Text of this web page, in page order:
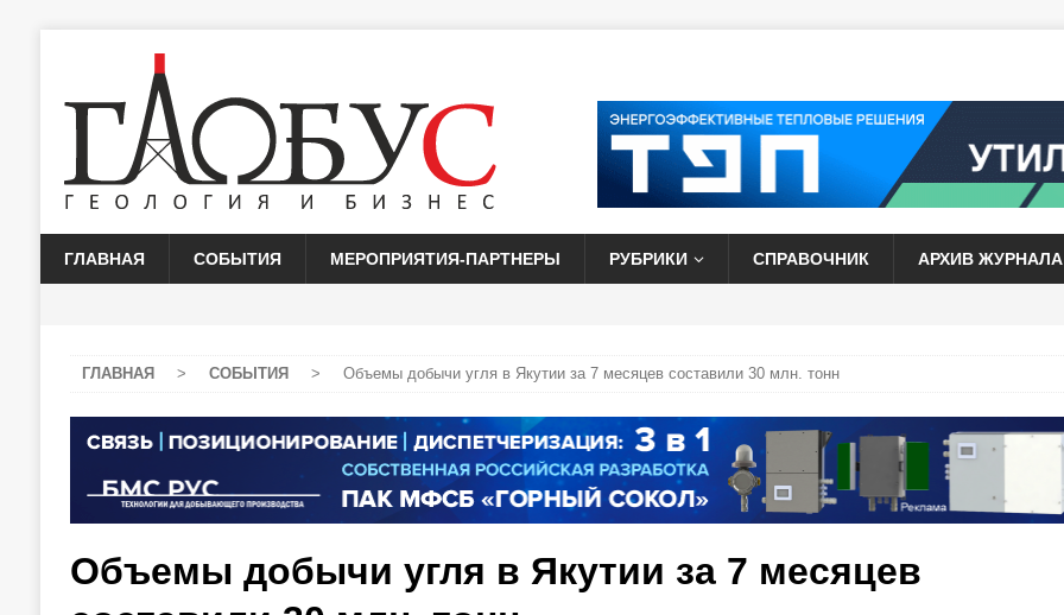
ГЛАВНАЯ СОБЫТИЯ МЕРОПРИЯТИЯ-ПАРТНЕРЫ РУБРИКИ СПРАВОЧНИК АРХИВ ЖУРНАЛА
ГЛАВНАЯ > СОБЫТИЯ > Объемы добычи угля в Якутии за 7 месяцев составили 30 млн. тонн
Объемы добычи угля в Якутии за 7 месяцев